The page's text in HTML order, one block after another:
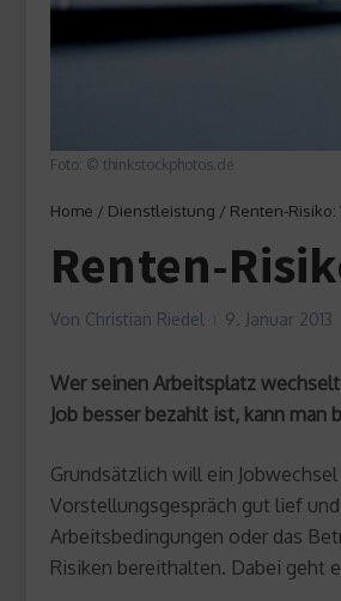
Foto: © thinkstockphotos.de
Home / Dienstleistung / Renten-Risiko:
Renten-
Von Christian Riedel 9. Januar 2013
Wer seinen Arbeitsplatz
Job besser bezahlt ist, kann
Grundsätzlich will ein
Vorstellungsgespräch gut lief
Arbeitsbedingungen oder das
Risiken bereithalten. Dabei geht